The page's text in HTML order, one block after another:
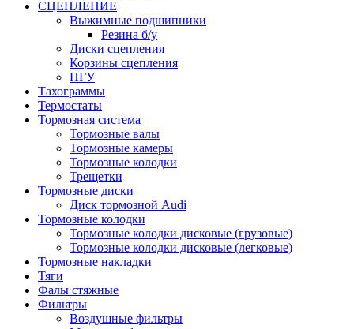
СЦЕПЛЕНИЕ
Выжимные подшипники
Резина б/у
Диски сцепления
Корзины сцепления
ПГУ
Тахограммы
Термостаты
Тормозная система
Тормозные валы
Тормозные камеры
Тормозные колодки
Трещетки
Тормозные диски
Диск тормозной Audi
Тормозные колодки
Тормозные колодки дисковые (грузовые)
Тормозные колодки дисковые (легковые)
Тормозные накладки
Тяги
Фалы стяжные
Фильтры
Воздушные фильтры